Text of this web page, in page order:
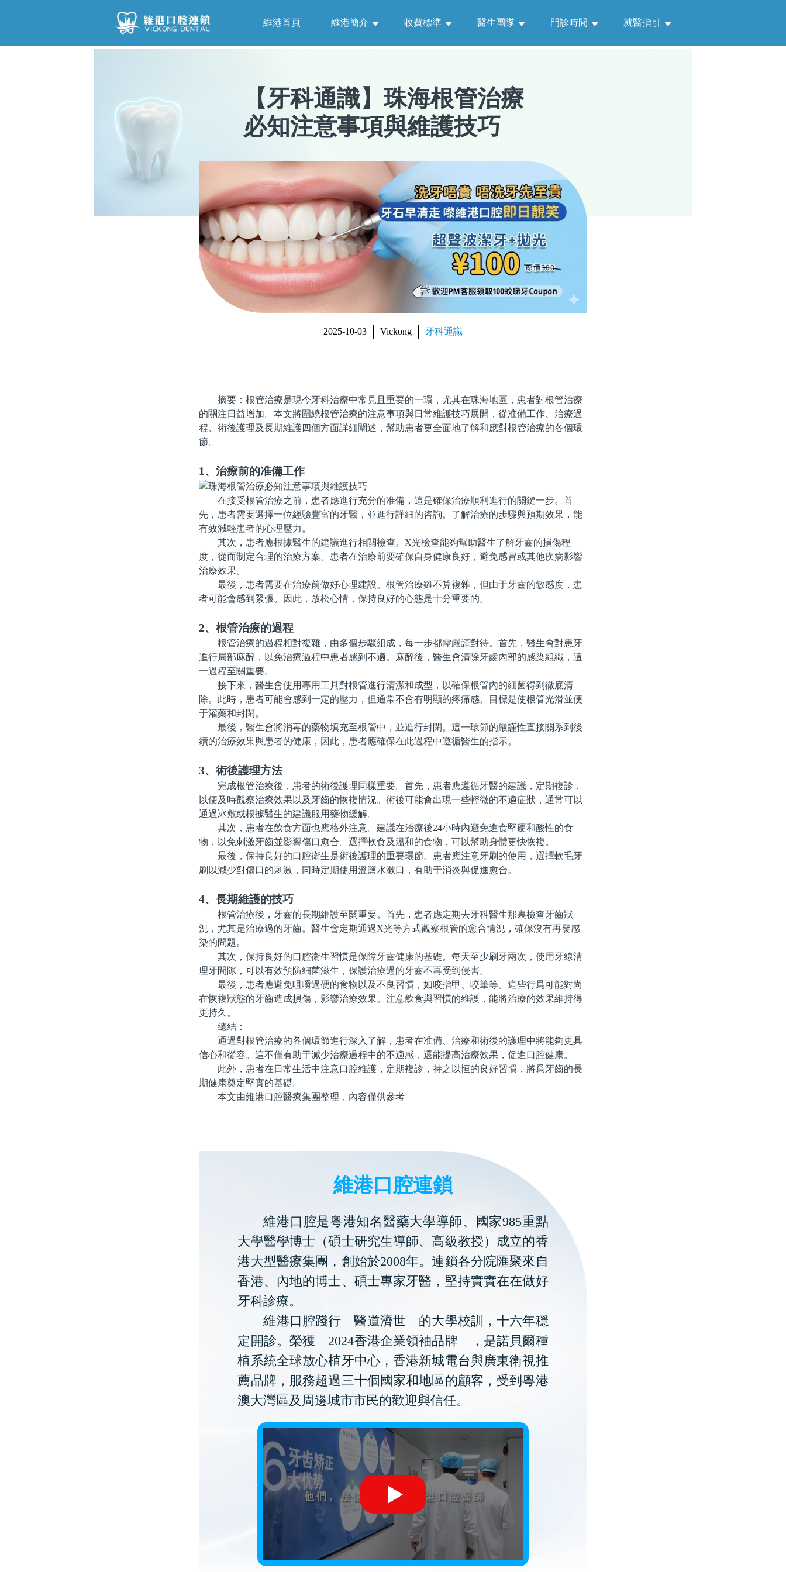
維港首頁 維港簡介 收費標準 醫生團隊 門診時間 就醫指引
【牙科通識】珠海根管治療
必知注意事項與維護技巧
2025-10-03 Vickong 牙科通識
摘要：根管治療是現今牙科治療中常見且重要的一環，尤其在珠海地區，患者對根管治療
的關注日益增加。本文將圍繞根管治療的注意事項與日常維護技巧展開，從准備工作、治療過
程、術後護理及長期維護四個方面詳細闡述，幫助患者更全面地了解和應對根管治療的各個環
節。
1、治療前的准備工作
在接受根管治療之前，患者應進行充分的准備，這是確保治療順利進行的關鍵一步。首
先，患者需要選擇一位經驗豐富的牙醫，並進行詳細的咨詢。了解治療的步驟與預期效果，能
有效減輕患者的心理壓力。
其次，患者應根據醫生的建議進行相關檢查。X光檢查能夠幫助醫生了解牙齒的損傷程
度，從而制定合理的治療方案。患者在治療前要確保自身健康良好，避免感冒或其他疾病影響
治療效果。
最後，患者需要在治療前做好心理建設。根管治療雖不算複雜，但由于牙齒的敏感度，患
者可能會感到緊張。因此，放松心情，保持良好的心態是十分重要的。
2、根管治療的過程
根管治療的過程相對複雜，由多個步驟組成，每一步都需嚴謹對待。首先，醫生會對患牙
進行局部麻醉，以免治療過程中患者感到不適。麻醉後，醫生會清除牙齒內部的感染組織，這
一過程至關重要。
接下來，醫生會使用專用工具對根管進行清潔和成型，以確保根管內的細菌得到徹底清
除。此時，患者可能會感到一定的壓力，但通常不會有明顯的疼痛感。目標是使根管光滑並便
于灌藥和封閉。
最後，醫生會將消毒的藥物填充至根管中，並進行封閉。這一環節的嚴謹性直接關系到後
續的治療效果與患者的健康，因此，患者應確保在此過程中遵循醫生的指示。
3、術後護理方法
完成根管治療後，患者的術後護理同樣重要。首先，患者應遵循牙醫的建議，定期複診，
以便及時觀察治療效果以及牙齒的恢複情況。術後可能會出現一些輕微的不適症狀，通常可以
通過冰敷或根據醫生的建議服用藥物緩解。
其次，患者在飲食方面也應格外注意。建議在治療後24小時內避免進食堅硬和酸性的食
物，以免刺激牙齒並影響傷口愈合。選擇軟食及溫和的食物，可以幫助身體更快恢複。
最後，保持良好的口腔衛生是術後護理的重要環節。患者應注意牙刷的使用，選擇軟毛牙
刷以減少對傷口的刺激，同時定期使用溫鹽水漱口，有助于消炎與促進愈合。
4、長期維護的技巧
根管治療後，牙齒的長期維護至關重要。首先，患者應定期去牙科醫生那裏檢查牙齒狀
況，尤其是治療過的牙齒。醫生會定期通過X光等方式觀察根管的愈合情況，確保沒有再發感
染的問題。
其次，保持良好的口腔衛生習慣是保障牙齒健康的基礎。每天至少刷牙兩次，使用牙線清
理牙間隙，可以有效預防細菌滋生，保護治療過的牙齒不再受到侵害。
最後，患者應避免咀嚼過硬的食物以及不良習慣，如咬指甲、咬筆等。這些行爲可能對尚
在恢複狀態的牙齒造成損傷，影響治療效果。注意飲食與習慣的維護，能將治療的效果維持得
更持久。
總結：
通過對根管治療的各個環節進行深入了解，患者在准備、治療和術後的護理中將能夠更具
信心和從容。這不僅有助于減少治療過程中的不適感，還能提高治療效果，促進口腔健康。
此外，患者在日常生活中注意口腔維護，定期複診，持之以恒的良好習慣，將爲牙齒的長
期健康奠定堅實的基礎。
本文由維港口腔醫療集團整理，內容僅供參考
維港口腔連鎖
維港口腔是粵港知名醫藥大學導師、國家985重點
大學醫學博士（碩士研究生導師、高級教授）成立的香
港大型醫療集團，創始於2008年。連鎖各分院匯聚來自
香港、內地的博士、碩士專家牙醫，堅持實實在在做好
牙科診療。
維港口腔踐行「醫道濟世」的大學校訓，十六年穩
定開診。榮獲「2024香港企業領袖品牌」，是諾貝爾種
植系統全球放心植牙中心，香港新城電台與廣東衛視推
薦品牌，服務超過三十個國家和地區的顧客，受到粵港
澳大灣區及周邊城市市民的歡迎與信任。